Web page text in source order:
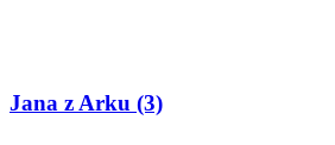
Jana z Arku (3)